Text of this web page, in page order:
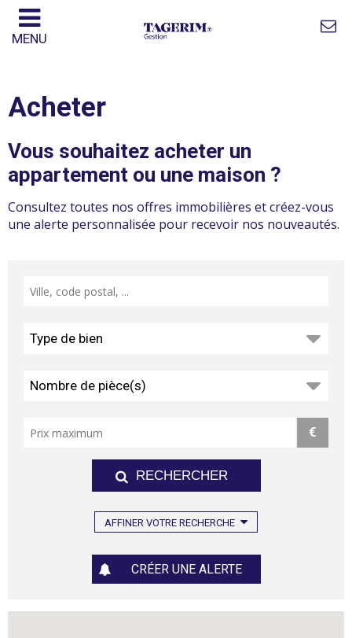
MENU
Acheter
Vous souhaitez acheter un
appartement ou une maison ?
Consultez toutes nos offres immobilières et créez-vous
une alerte personnalisée pour recevoir nos nouveautés.
Type de bien
Nombre de pièce(s)
€
AFFINER VOTRE RECHERCHE
CRÉER UNE ALERTE